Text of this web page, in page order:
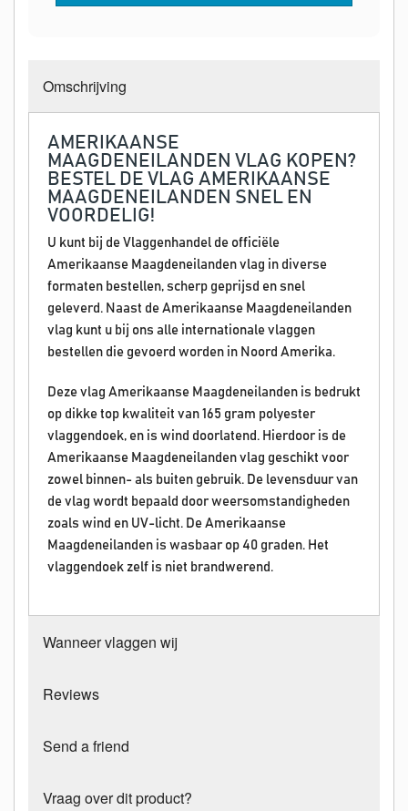
Omschrijving
AMERIKAANSE
MAAGDENEILANDEN VLAG KOPEN?
BESTEL DE VLAG AMERIKAANSE
MAAGDENEILANDEN SNEL EN
VOORDELIG!
U kunt bij de Vlaggenhandel de officiële
Amerikaanse Maagdeneilanden vlag in diverse
formaten bestellen, scherp geprijsd en snel
geleverd. Naast de Amerikaanse Maagdeneilanden
vlag kunt u bij ons alle internationale vlaggen
bestellen die gevoerd worden in Noord Amerika.
Deze vlag Amerikaanse Maagdeneilanden is bedrukt
op dikke top kwaliteit van 165 gram polyester
vlaggendoek, en is wind doorlatend. Hierdoor is de
Amerikaanse Maagdeneilanden vlag geschikt voor
zowel binnen- als buiten gebruik. De levensduur van
de vlag wordt bepaald door weersomstandigheden
zoals wind en UV-licht. De Amerikaanse
Maagdeneilanden is wasbaar op 40 graden. Het
vlaggendoek zelf is niet brandwerend.
Wanneer vlaggen wij
Reviews
Send a friend
Vraag over dit product?